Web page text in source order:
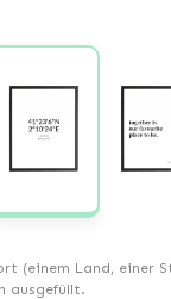
(einem Land, einer
ausgefüllt.